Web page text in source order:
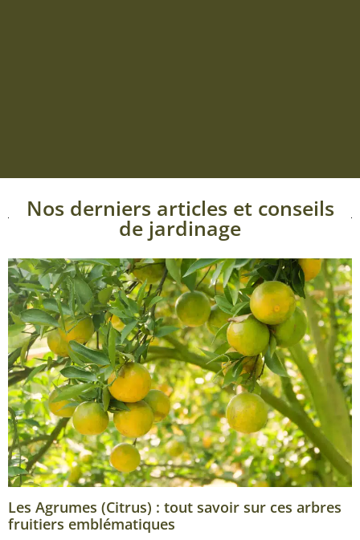
Nos derniers articles et conseils
de jardinage
Les Agrumes (Citrus) : tout savoir sur ces arbres
fruitiers emblématiques